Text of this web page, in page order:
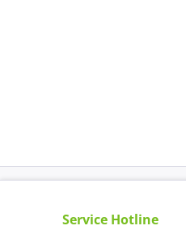
Service Hotline